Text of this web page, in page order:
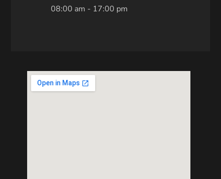
08:00 am - 17:00 pm